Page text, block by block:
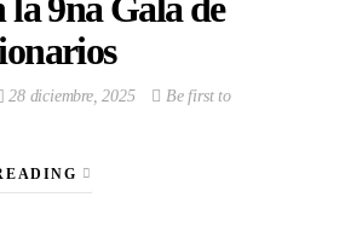
28 diciembre, 2025
Be first to